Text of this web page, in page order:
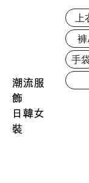
潮流服
飾
日韓女
裝
上
手